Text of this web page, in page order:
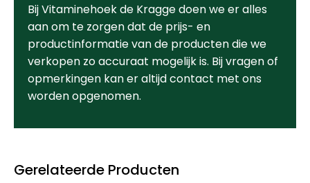
Gerelateerde Producten
Bij Vitaminehoek de Kragge doen we er alles
aan om te zorgen dat de prijs- en
productinformatie van de producten die we
verkopen zo accuraat mogelijk is. Bij vragen of
opmerkingen kan er altijd contact met ons
worden opgenomen.